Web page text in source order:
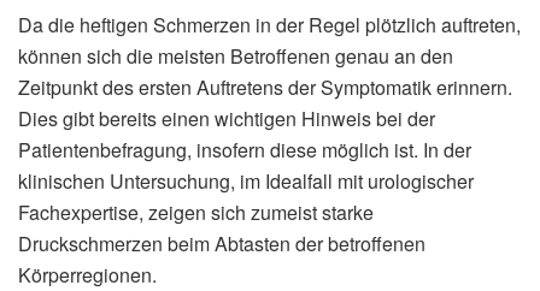
Da die heftigen Schmerzen in der Regel plötzlich auftreten,
können sich die meisten Betroffenen genau an den
Zeitpunkt des ersten Auftretens der Symptomatik erinnern.
Dies gibt bereits einen wichtigen Hinweis bei der
Patientenbefragung, insofern diese möglich ist. In der
klinischen Untersuchung, im Idealfall mit urologischer
Fachexpertise, zeigen sich zumeist starke
Druckschmerzen beim Abtasten der betroffenen
Körperregionen.